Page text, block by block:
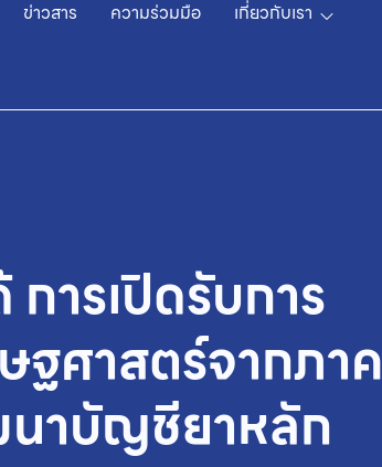
ข่าวสาร ความร่วมมือ เกี่ยวกับเรา
ารเปิดรับการ
ฐศาสตร์จากภาค
นาบัญชียาหลัก